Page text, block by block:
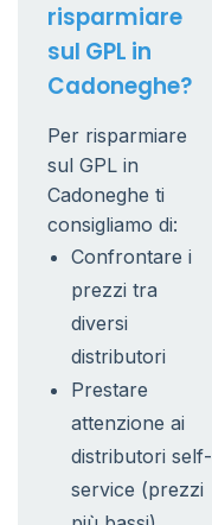
risparmiare
sul GPL in
Cadoneghe?
Per risparmiare
sul GPL in
Cadoneghe ti
consigliamo di:
Confrontare i
prezzi tra
diversi
distributori
Prestare
attenzione ai
distributori self-
service (prezzi